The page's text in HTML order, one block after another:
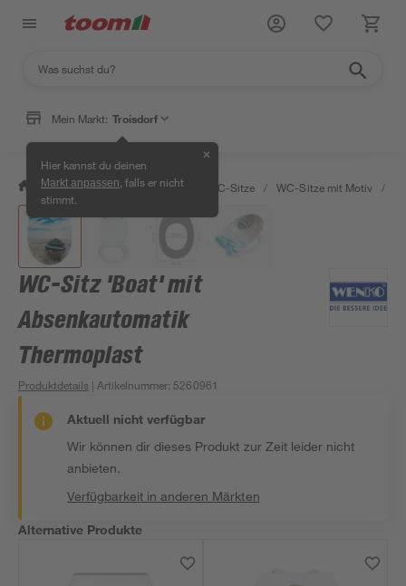
Mein Markt: Troisdorf
Hier kannst du deinen
Markt anpassen , falls er nicht
stimmt.
✕
/ Bad & Sanitär / Toiletten WC-Sitze / WC-Sitze mit Motiv /
WC-Sitz 'Boat' mit
Absenkautomatik
Thermoplast
Produktdetails | Artikelnummer: 5260961
Aktuell nicht verfügbar
Wir können dir dieses Produkt zur Zeit leider nicht
anbieten.
Verfügbarkeit in anderen Märkten
Alternative Produkte